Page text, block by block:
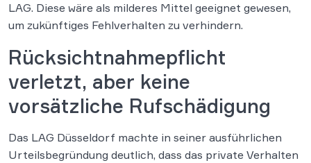
LAG. Diese wäre als milderes Mittel geeignet gewesen,
um zukünftiges Fehlverhalten zu verhindern.
Rücksichtnahmepflicht
verletzt, aber keine
vorsätzliche Rufschädigung
Das LAG Düsseldorf machte in seiner ausführlichen
Urteilsbegründung deutlich, dass das private Verhalten